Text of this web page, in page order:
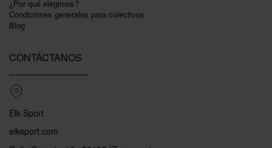
¿Por qué elegirnos?
Condiciones generales para colectivos
Blog
CONTÁCTANOS
Elk Sport
elksport.com